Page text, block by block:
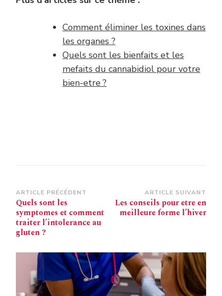
Comment éliminer les toxines dans
les organes ?
Quels sont les bienfaits et les
mefaits du cannabidiol pour votre
bien-etre ?
Navigation
d’article
ARTICLE PRÉCÉDENT
Quels sont les
symptomes et comment
traiter l’intolerance au
gluten ?
ARTICLE SUIVANT
Les conseils pour etre en
meilleure forme l’hiver